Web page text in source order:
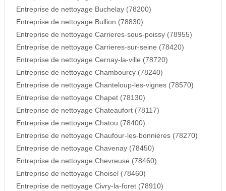
Entreprise de nettoyage Buchelay (78200)
Entreprise de nettoyage Bullion (78830)
Entreprise de nettoyage Carrieres-sous-poissy (78955)
Entreprise de nettoyage Carrieres-sur-seine (78420)
Entreprise de nettoyage Cernay-la-ville (78720)
Entreprise de nettoyage Chambourcy (78240)
Entreprise de nettoyage Chanteloup-les-vignes (78570)
Entreprise de nettoyage Chapet (78130)
Entreprise de nettoyage Chateaufort (78117)
Entreprise de nettoyage Chatou (78400)
Entreprise de nettoyage Chaufour-les-bonnieres (78270)
Entreprise de nettoyage Chavenay (78450)
Entreprise de nettoyage Chevreuse (78460)
Entreprise de nettoyage Choisel (78460)
Entreprise de nettoyage Civry-la-foret (78910)